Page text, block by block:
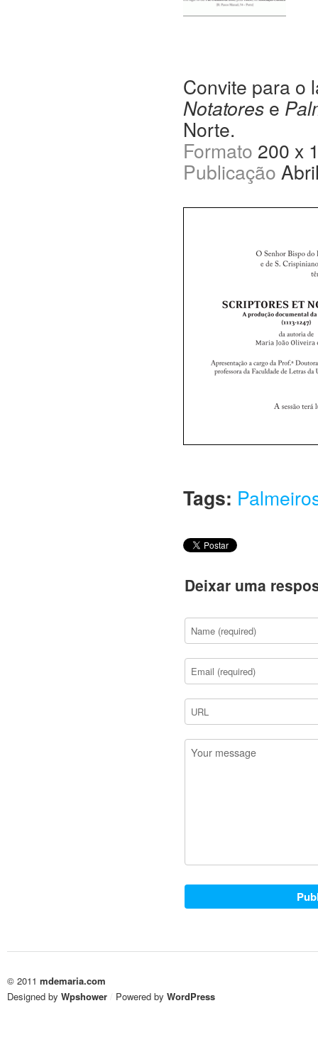
Convite para o
Notatores e
Norte.
Formato 200 x
Publicação
Tags:
Deixar uma
© 2011 mdemaria.com
Designed by Wpshower / Powered by WordPress